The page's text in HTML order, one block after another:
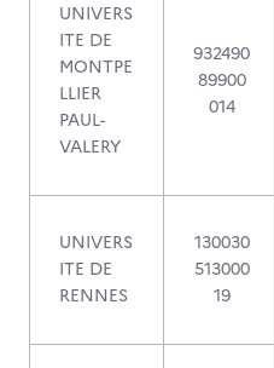
UNIVERS
ITE DE
MONTPE
LLIER
PAUL-
VALERY
932490
89900
014
UNIVERS
ITE DE
RENNES
130030
513000
19